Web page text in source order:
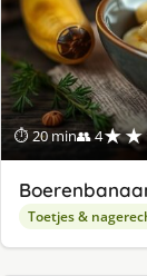
⏱ 20 min👥 4
Toetjes &